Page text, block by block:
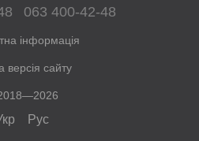
063 400-42-48
інформація
версія сайту
Рус